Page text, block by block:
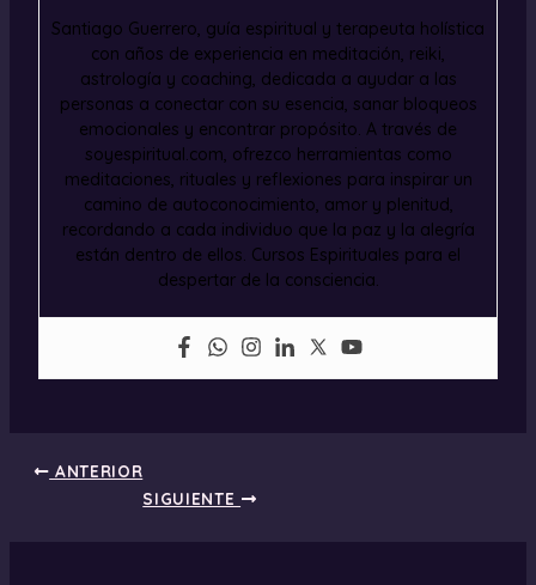
Santiago Guerrero, guía espiritual y terapeuta holística
con años de experiencia en meditación, reiki,
astrología y coaching, dedicada a ayudar a las
personas a conectar con su esencia, sanar bloqueos
emocionales y encontrar propósito. A través de
soyespiritual.com, ofrezco herramientas como
meditaciones, rituales y reflexiones para inspirar un
camino de autoconocimiento, amor y plenitud,
recordando a cada individuo que la paz y la alegría
están dentro de ellos. Cursos Espirituales para el
despertar de la consciencia.
ANTERIOR
SIGUIENTE